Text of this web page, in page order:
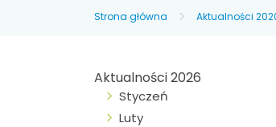
Strona główna Aktualności
Aktualności 2026
Styczeń
Luty